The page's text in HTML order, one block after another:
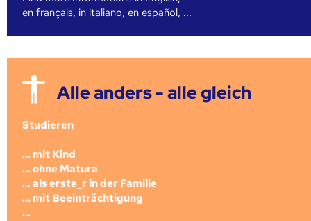
en français, in italiano, en español, ...
Alle anders - alle gleich
Studieren
... mit Kind
... ohne Matura
... als erste_r in der Familie
... mit Beeinträchtigung
...